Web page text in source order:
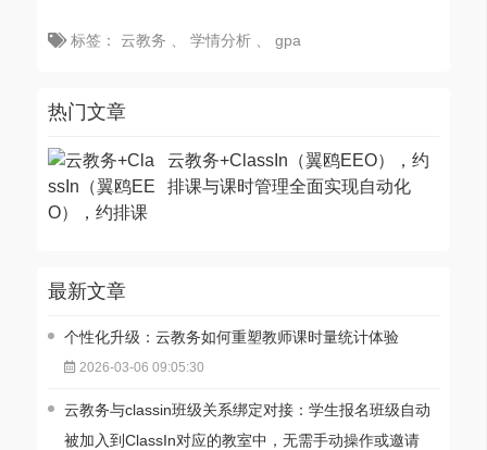
标签： 云教务 学情分析 gpa
热门文章
云教务+ClassIn（翼鸥EEO），约
排课与课时管理全面实现自动化
最新文章
个性化升级：云教务如何重塑教师课时量统计体验
2026-03-06 09:05:30
云教务与classin班级关系绑定对接：学生报名班级自动
被加入到ClassIn对应的教室中，无需手动操作或邀请